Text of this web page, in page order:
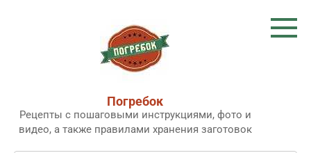
Погребок
Рецепты с пошаговыми инструкциями, фото и
видео, а также правилами хранения заготовок